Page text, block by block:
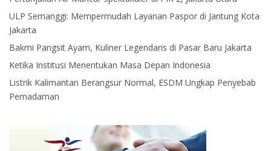
ULP Semanggi: Mempermudah Layanan Paspor di Jantung Kota
Jakarta
Bakmi Pangsit Ayam, Kuliner Legendaris di Pasar Baru Jakarta
Ketika Institusi Menentukan Masa Depan Indonesia
Listrik Kalimantan Berangsur Normal, ESDM Ungkap Penyebab
Pemadaman